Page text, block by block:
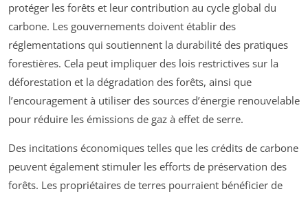
protéger les forêts et leur contribution au cycle global du
carbone. Les gouvernements doivent établir des
réglementations qui soutiennent la durabilité des pratiques
forestières. Cela peut impliquer des lois restrictives sur la
déforestation et la dégradation des forêts, ainsi que
l’encouragement à utiliser des sources d’énergie renouvelable
pour réduire les émissions de gaz à effet de serre.
Des incitations économiques telles que les crédits de carbone
peuvent également stimuler les efforts de préservation des
forêts. Les propriétaires de terres pourraient bénéficier de